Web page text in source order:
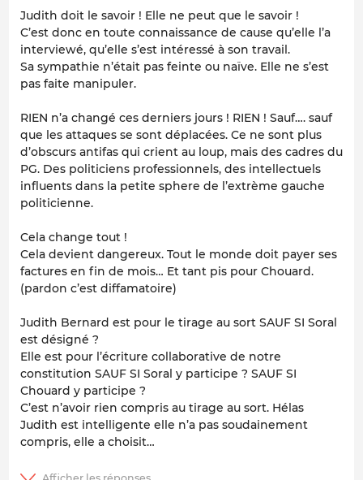
Judith doit le savoir ! Elle ne peut que le savoir !
C’est donc en toute connaissance de cause qu’elle l’a
interviewé, qu’elle s’est intéressé à son travail.
Sa sympathie n’était pas feinte ou naïve. Elle ne s’est
pas faite manipuler.
RIEN n’a changé ces derniers jours ! RIEN ! Sauf…. sauf
que les attaques se sont déplacées. Ce ne sont plus
d’obscurs antifas qui crient au loup, mais des cadres du
PG. Des politiciens professionnels, des intellectuels
influents dans la petite sphere de l’extrème gauche
politicienne.
Cela change tout !
Cela devient dangereux. Tout le monde doit payer ses
factures en fin de mois… Et tant pis pour Chouard.
(pardon c’est diffamatoire)
Judith Bernard est pour le tirage au sort SAUF SI Soral
est désigné ?
Elle est pour l’écriture collaborative de notre
constitution SAUF SI Soral y participe ? SAUF SI
Chouard y participe ?
C’est n’avoir rien compris au tirage au sort. Hélas
Judith est intelligente elle n’a pas soudainement
compris, elle a choisit…